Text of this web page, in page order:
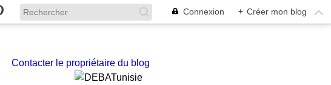
Connexion + Créer mon blog
Contacter le propriétaire du blog